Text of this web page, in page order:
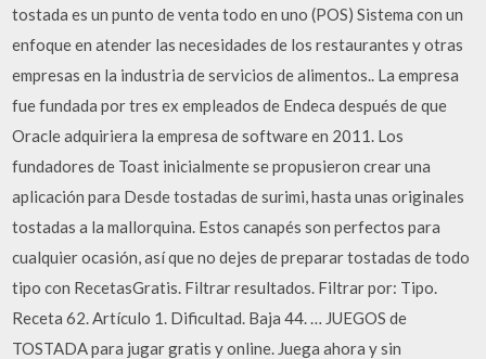
tostada es un punto de venta todo en uno (POS) Sistema con un
enfoque en atender las necesidades de los restaurantes y otras
empresas en la industria de servicios de alimentos.. La empresa
fue fundada por tres ex empleados de Endeca después de que
Oracle adquiriera la empresa de software en 2011. Los
fundadores de Toast inicialmente se propusieron crear una
aplicación para Desde tostadas de surimi, hasta unas originales
tostadas a la mallorquina. Estos canapés son perfectos para
cualquier ocasión, así que no dejes de preparar tostadas de todo
tipo con RecetasGratis. Filtrar resultados. Filtrar por: Tipo.
Receta 62. Artículo 1. Dificultad. Baja 44. … JUEGOS de
TOSTADA para jugar gratis y online. Juega ahora y sin